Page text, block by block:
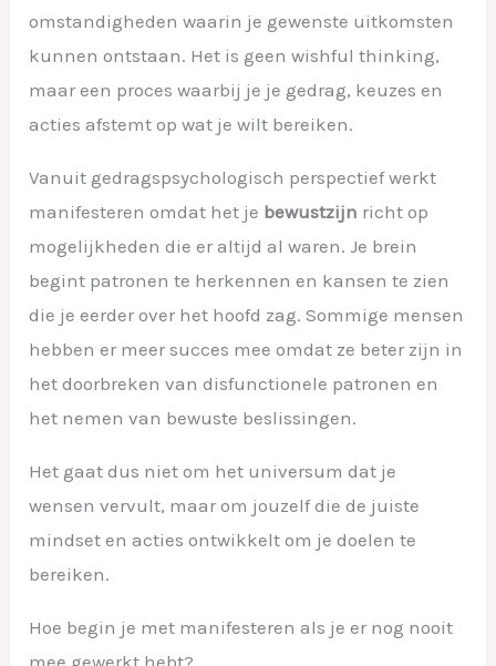
omstandigheden waarin je gewenste uitkomsten
kunnen ontstaan. Het is geen wishful thinking,
maar een proces waarbij je je gedrag, keuzes en
acties afstemt op wat je wilt bereiken.
Vanuit gedragspsychologisch perspectief werkt
manifesteren omdat het je bewustzijn richt op
mogelijkheden die er altijd al waren. Je brein
begint patronen te herkennen en kansen te zien
die je eerder over het hoofd zag. Sommige mensen
hebben er meer succes mee omdat ze beter zijn in
het doorbreken van disfunctionele patronen en
het nemen van bewuste beslissingen.
Het gaat dus niet om het universum dat je
wensen vervult, maar om jouzelf die de juiste
mindset en acties ontwikkelt om je doelen te
bereiken.
Hoe begin je met manifesteren als je er nog nooit